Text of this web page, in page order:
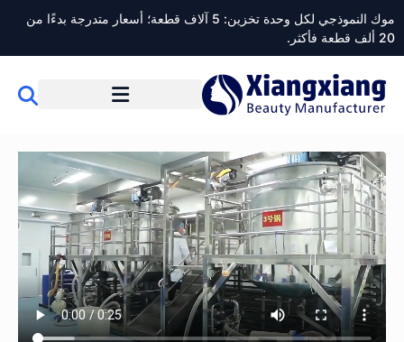
موك النموذجي لكل وحدة تخزين: 5 آلاف قطعة؛ أسعار متدرجة بدءًا من
قطعة فأكثر.